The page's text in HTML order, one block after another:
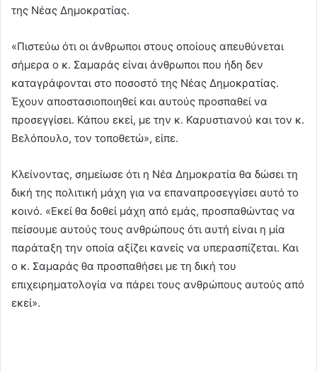
της Νέας Δημοκρατίας.
«Πιστεύω ότι οι άνθρωποι στους οποίους απευθύνεται
σήμερα ο κ. Σαμαράς είναι άνθρωποι που ήδη δεν
καταγράφονται στο ποσοστό της Νέας Δημοκρατίας.
Έχουν αποστασιοποιηθεί και αυτούς προσπαθεί να
προσεγγίσει. Κάπου εκεί, με την κ. Καρυστιανού και τον κ.
Βελόπουλο, τον τοποθετώ», είπε.
Κλείνοντας, σημείωσε ότι η Νέα Δημοκρατία θα δώσει τη
δική της πολιτική μάχη για να επαναπροσεγγίσει αυτό το
κοινό. «Εκεί θα δοθεί μάχη από εμάς, προσπαθώντας να
πείσουμε αυτούς τους ανθρώπους ότι αυτή είναι η μία
παράταξη την οποία αξίζει κανείς να υπερασπίζεται. Και
ο κ. Σαμαράς θα προσπαθήσει με τη δική του
επιχειρηματολογία να πάρει τους ανθρώπους αυτούς από
εκεί».